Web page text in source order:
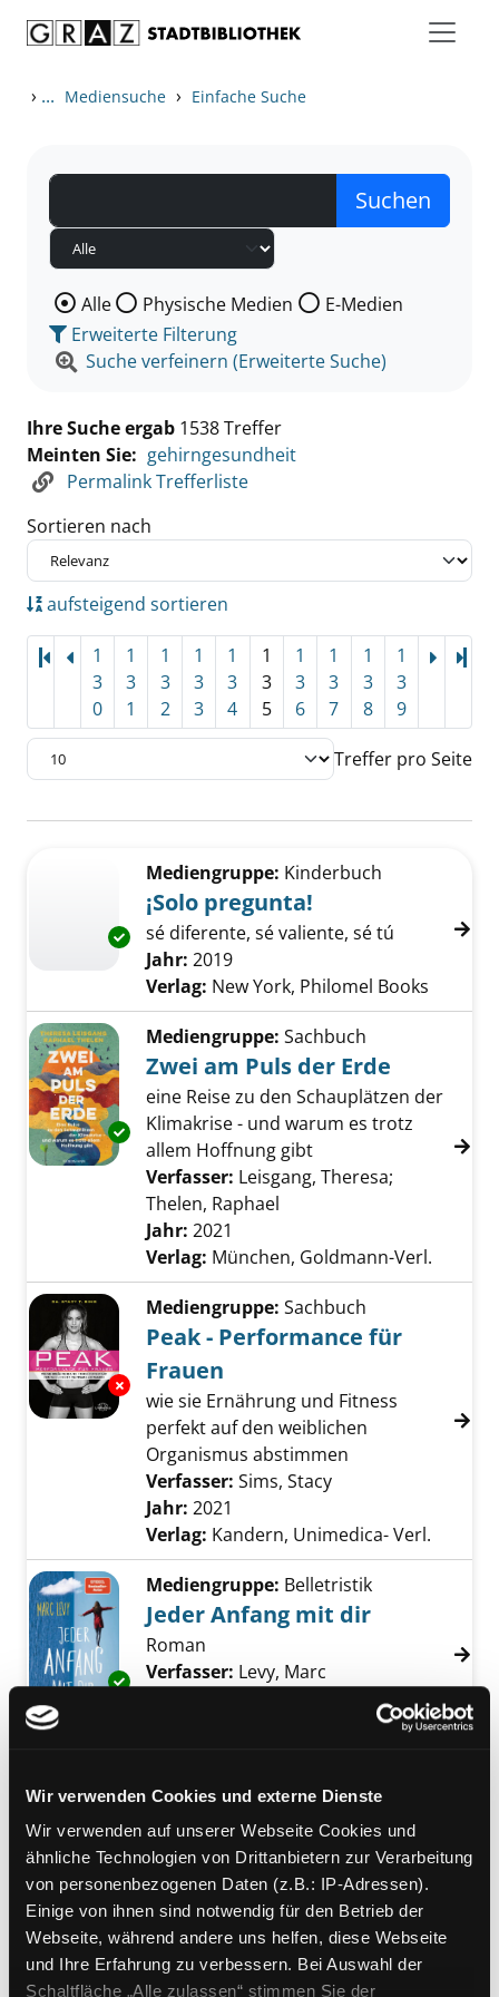
Wir verwenden Cookies und externe Dienste
Wir verwenden auf unserer Webseite Cookies und
ähnliche Technologien von Drittanbietern zur Verarbeitung
von personenbezogenen Daten (z.B.: IP-Adressen).
Einige von ihnen sind notwendig für den Betrieb der
Webseite, während andere uns helfen, diese Webseite
und Ihre Erfahrung zu verbessern. Bei Auswahl der
Schaltfläche „Alle zulassen“ stimmen Sie der
› ... Mediensuche › Einfache Suche
Wählen Sie die Medienart nach der Sie suchen wollen.
Alle Physische Medien
E-Medien
Erweiterte Filterung
Suche verfeinern (Erweiterte Suche)
Ihre Suche ergab 1538 Treffer
Meinten Sie: gehirngesundheit
Permalink Trefferliste
Sortieren nach
aufsteigend sortieren
1
3
0
1
3
1
1
3
2
1
3
3
1
3
4
1
3
5
1
3
6
1
3
7
1
3
8
1
3
9
Treffer pro Seite
Zu den Suchfiltern springen
Exemplar-Details von ¡Solo pregunta!
Mediengruppe: Kinderbuch
¡Solo pregunta!
sé diferente, sé valiente, sé tú
Suche nach diesem Verfasser
Jahr: 2019
Verlag: New York, Philomel Books
Exemplar-Details von Zwei am Puls der Erde
Mediengruppe: Sachbuch
Zwei am Puls der Erde
eine Reise zu den Schauplätzen der
Klimakrise - und warum es trotz
allem Hoffnung gibt
Verfasser: Leisgang, Theresa;
Thelen, Raphael
Jahr: 2021
Verlag: München, Goldmann-Verl.
Exemplar-Details von Peak - Performance
Mediengruppe: Sachbuch
Peak - Performance für
Frauen
wie sie Ernährung und Fitness
perfekt auf den weiblichen
Organismus abstimmen
Verfasser: Sims, Stacy
Jahr: 2021
Verlag: Kandern, Unimedica- Verl.
Exemplar-Details von Jeder Anfang mit dir
Mediengruppe: Belletristik
Jeder Anfang mit dir
Roman
Verfasser: Levy, Marc
München, Blanvalet-Verl.
Exemplar-Details von Zwischen zwei
Zwischen zwei
Herzschlägen
Roman
Verfasser:Carter, Eva Suche nach
Jahr: 2021
Verlag:Hamburg, Rowohlt Polaris